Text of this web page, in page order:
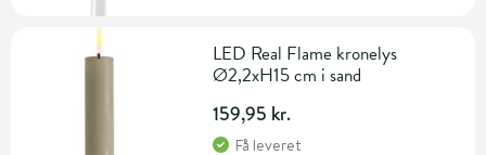
LED Real Flame kronelys
Ø2,2xH15 cm i sand
159,95 kr.
Få leveret